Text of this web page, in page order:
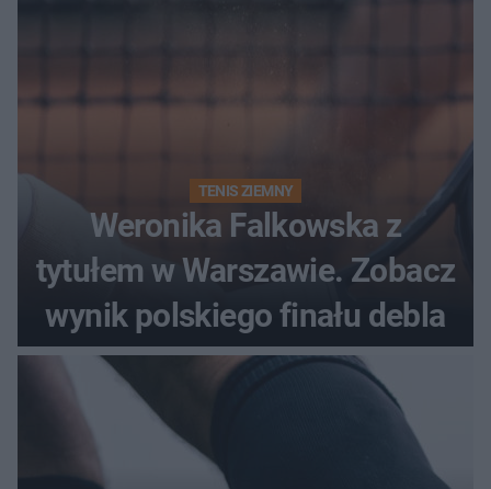
TENIS ZIEMNY
Weronika Falkowska z
tytułem w Warszawie. Zobacz
wynik polskiego finału debla